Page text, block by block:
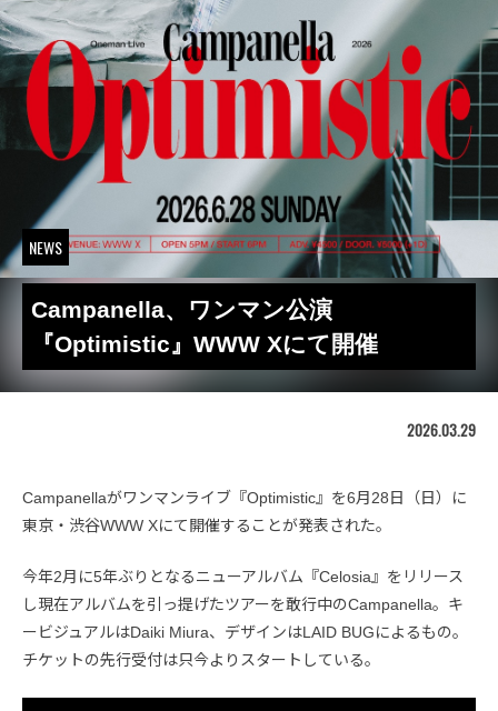
NEWS
Campanella、ワンマン公演
『Optimistic』WWW Xにて開催
2026.03.29
Campanellaがワンマンライブ『Optimistic』を6月28日（日）に
東京・渋谷WWW Xにて開催することが発表された。
今年2月に5年ぶりとなるニューアルバム『Celosia』をリリース
し現在アルバムを引っ提げたツアーを敢行中のCampanella。キ
ービジュアルはDaiki Miura、デザインはLAID BUGによるもの。
チケットの先行受付は只今よりスタートしている。